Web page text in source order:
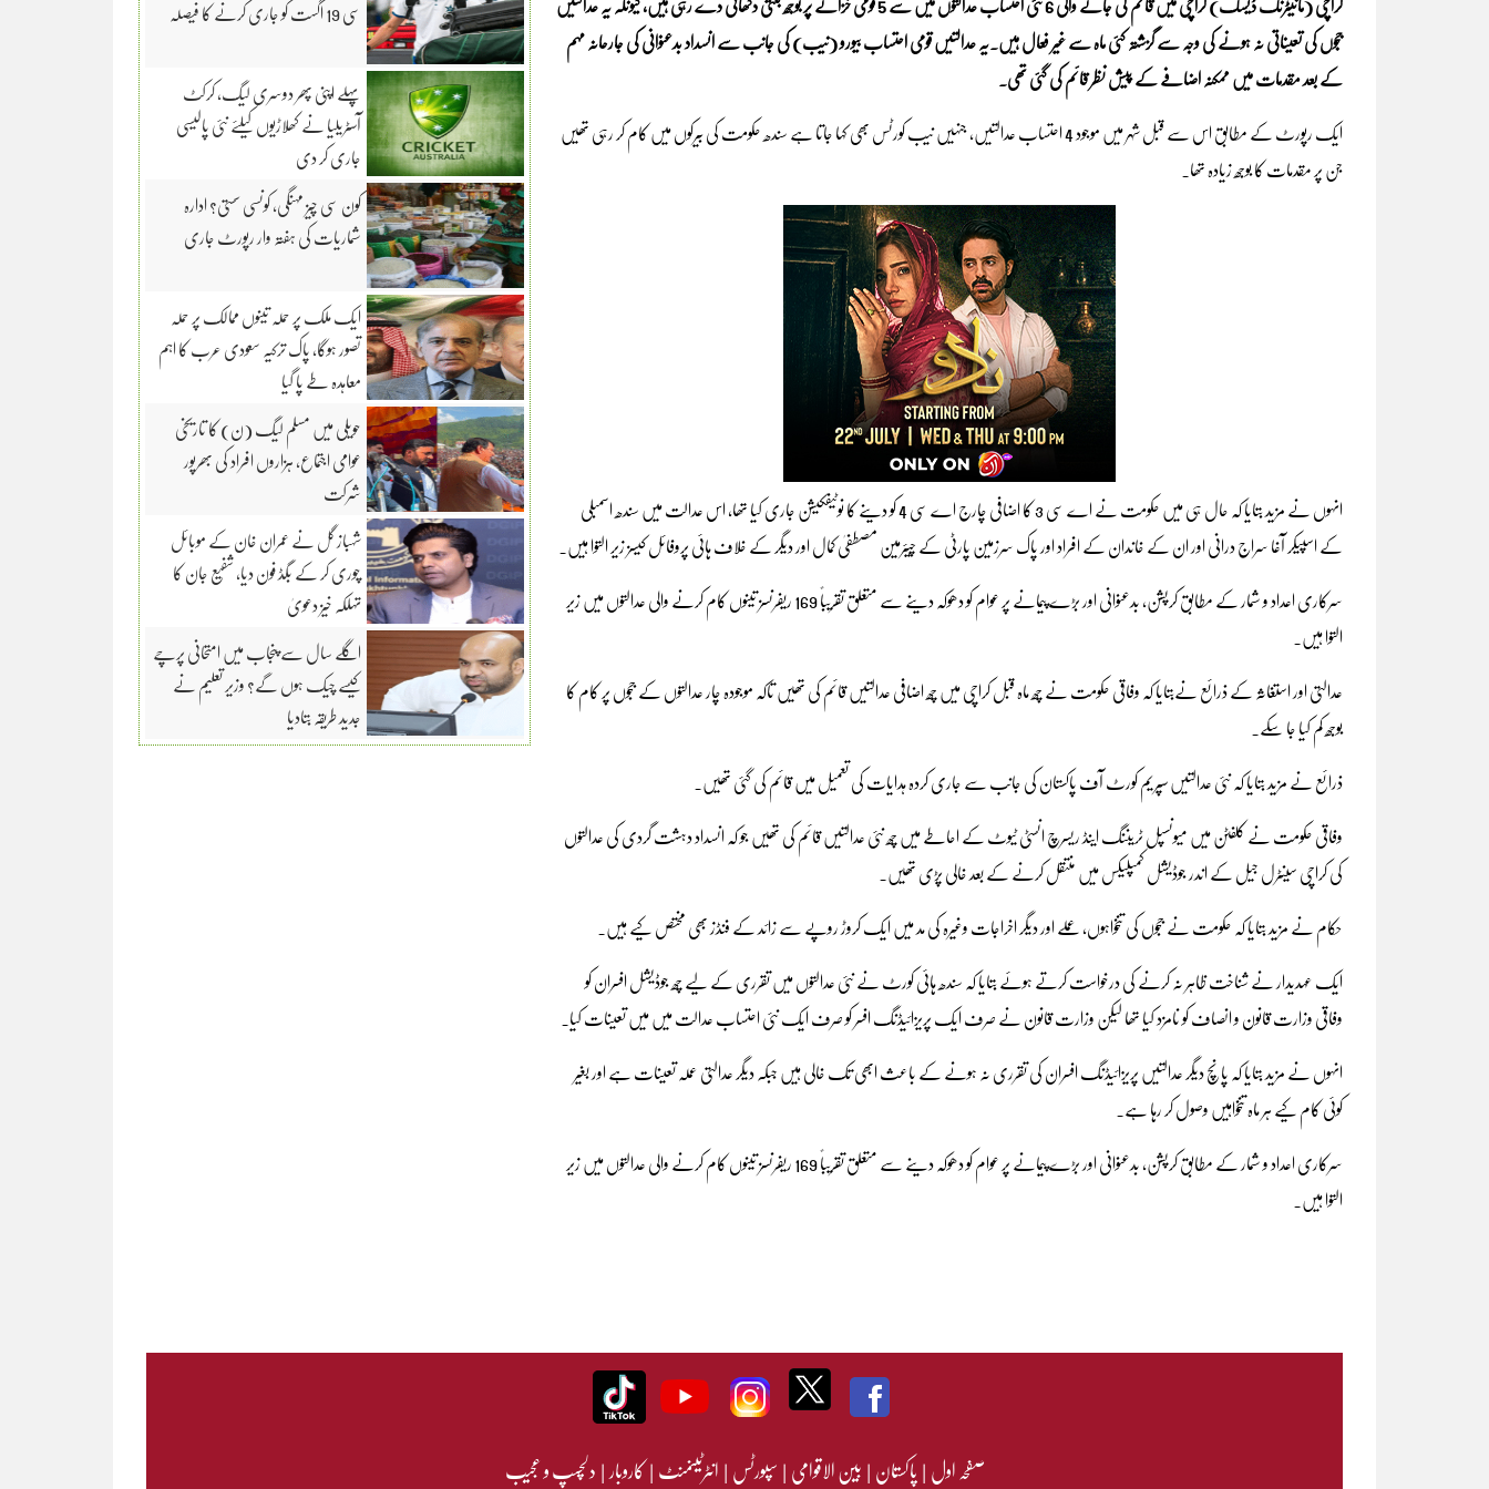
ججوں کی تعیناتی نہ ہونے کی وجہ سے گزشتہ کئی ماہ سے غیر فعال ہیں۔یہ عدالتیں قومی احتساب بیورو (نیب) کی جانب سے انسداد بدعنوانی کی جارحانہ مہم
کے بعد مقدمات میں ممکنہ اضافے کے پیش نظر قائم کی گئی تھی۔
ایک رپورٹ کے مطابق اس سے قبل شہر میں موجود 4 احتساب عدالتیں، جنہیں نیب کورٹس بھی کہا جاتا ہے سندھ حکومت کی بیرکوں میں کام کر رہی تھیں
جن پر مقدمات کا بوجھ زیادہ تھا۔
انہوں نے مزید بتایا کہ حال ہی میں حکومت نے اے سی 3 کا اضافی چارج اے سی 4 کو دینے کا نوٹیفکیشن جاری کیا تھا، اس عدالت میں سندھ اسمبلی
کے اسپیکر آغا سراج درانی اور ان کے خاندان کے افراد اور پاک سرزمین پارٹی کے چیئرمین مصطفیٰ کمال اور دیگر کے خلاف ہائی پروفائل کیسز زیر التوا ہیں۔
سرکاری اعداد و شمار کے مطابق کرپشن، بدعنوانی اور بڑے پیمانے پر عوام کو دھوکہ دینے سے متعلق تقریباً 169 ریفرنسز تینوں کام کرنے والی عدالتوں میں زیر
التوا ہیں۔
عدالتی اور استغاثہ کے ذرائع نےبتایا کہ وفاقی حکومت نے چھ ماہ قبل کراچی میں چھ اضافی عدالتیں قائم کی تھیں تاکہ موجودہ چار عدالتوں کے ججوں پر کام کا
بوجھ کم کیا جا سکے۔
ذرائع نے مزید بتایا کہ نئی عدالتیں سپریم کورٹ آف پاکستان کی جانب سے جاری کردہ ہدایات کی تعمیل میں قائم کی گئی تھیں۔
وفاقی حکومت نے کلفٹن میں میونسپل ٹریننگ اینڈ ریسرچ انسٹی ٹیوٹ کے احاطے میں چھ نئی عدالتیں قائم کی تھیں جو کہ انسداد دہشت گردی کی عدالتوں
کی کراچی سینٹرل جیل کے اندر جوڈیشل کمپلیکس میں منتقل کرنے کے بعد خالی پڑی تھیں۔
حکام نے مزید بتایا کہ حکومت نے ججوں کی تنخواہوں، عملے اور دیگر اخراجات وغیرہ کی مد میں ایک کروڑ روپے سے زائد کے فنڈز بھی مختص کیے ہیں۔
ایک عہدیدار نے شناخت ظاہر نہ کرنے کی درخواست کرتے ہوئے بتایا کہ سندھ ہائی کورٹ نے نئی عدالتوں میں تقرری کے لیے چھ جوڈیشل افسران کو
وفاقی وزارت قانون و انصاف کو نامزد کیا تھا لیکن وزارت قانون نے صرف ایک پریزائیڈنگ افسر کو صرف ایک نئی احتساب عدالت میں میں تعینات کیا۔
انہوں نے مزید بتایا کہ پانچ دیگر عدالتیں پریزائیڈنگ افسران کی تقرری نہ ہونے کے باعث ابھی تک خالی ہیں جبکہ دیگر عدالتی عملہ تعینات ہے اور بغیر
کوئی کام کیے ہر ماہ تنخواہیں وصول کر رہا ہے۔
سرکاری اعداد و شمار کے مطابق کرپشن، بدعنوانی اور بڑے پیمانے پر عوام کو دھوکہ دینے سے متعلق تقریباً 169 ریفرنسز تینوں کام کرنے والی عدالتوں میں زیر
التوا ہیں۔
سی 19 اگست کو جاری کرنے کا فیصلہ
پہلے اپنی پھر دوسری لیگ، کرکٹ
آسٹریلیا نے کھلاڑیوں کیلئے نئی پالیسی
جاری کر دی
کون سی چیز مہنگی، کونسی سستی؟ ادارہ
شماریات کی ہفتہ وار رپورٹ جاری
ایک ملک پر حملہ تینوں ممالک پر حملہ
تصور ہوگا، پاک ترکیہ سعودی عرب کا اہم
معاہدہ طے پا گیا
حویلی میں مسلم لیگ (ن) کا تاریخی
عوامی اجتماع، ہزاروں افراد کی بھرپور
شرکت
شہباز گل نے عمران خان کے موبائل
چوری کر کے بگڈ فون دیا، شفیع جان کا
تہلکہ خیز دعویٰ
اگلے سال سے پنجاب میں امتحانی پرچے
کیسے چیک ہوں گے؟ وزیر تعلیم نے
جدید طریقہ بتادیا
صفحہ اول|پاکستان|بین الاقوامی|سپورٹس|انٹرٹینمنٹ|کاروبار|دلچسپ و عجیب